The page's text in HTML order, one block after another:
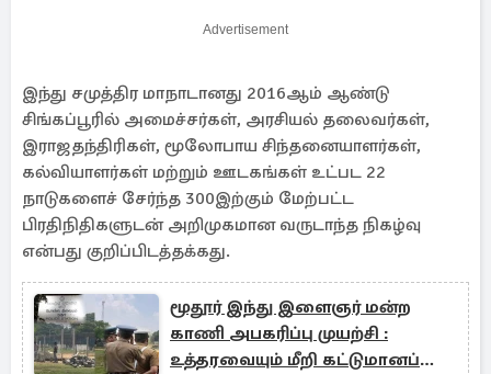
Advertisement
இந்து சமுத்திர மாநாடானது 2016ஆம் ஆண்டு
சிங்கப்பூரில் அமைச்சர்கள், அரசியல் தலைவர்கள்,
இராஜதந்திரிகள், மூலோபாய சிந்தனையாளர்கள்,
கல்வியாளர்கள் மற்றும் ஊடகங்கள் உட்பட 22
நாடுகளைச் சேர்ந்த 300இற்கும் மேற்பட்ட
பிரதிநிதிகளுடன் அறிமுகமான வருடாந்த நிகழ்வு
என்பது குறிப்பிடத்தக்கது.
மூதூர் இந்து இளைஞர் மன்ற
காணி அபகரிப்பு முயற்சி :
உத்தரவையும் மீறி கட்டுமானப்